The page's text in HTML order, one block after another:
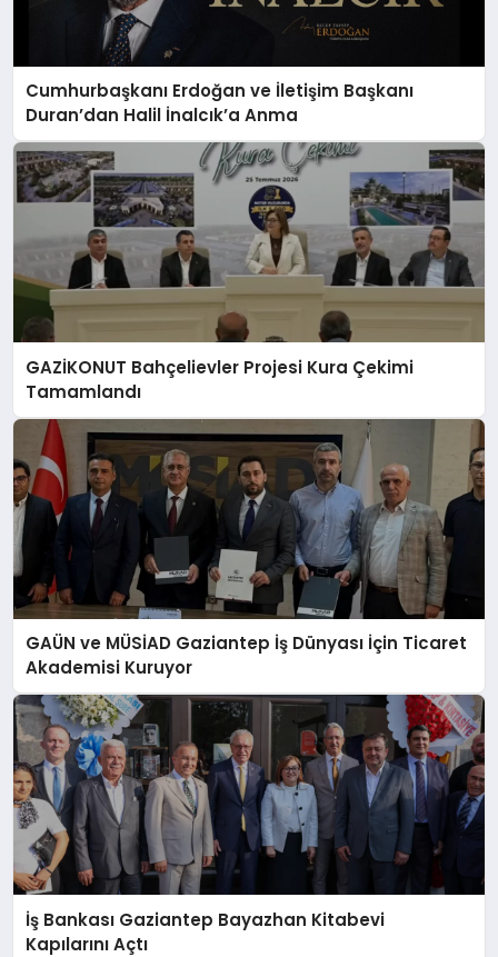
Cumhurbaşkanı Erdoğan ve İletişim Başkanı
Duran’dan Halil İnalcık’a Anma
GAZİKONUT Bahçelievler Projesi Kura Çekimi
Tamamlandı
GAÜN ve MÜSİAD Gaziantep İş Dünyası İçin Ticaret
Akademisi Kuruyor
İş Bankası Gaziantep Bayazhan Kitabevi
Kapılarını Açtı